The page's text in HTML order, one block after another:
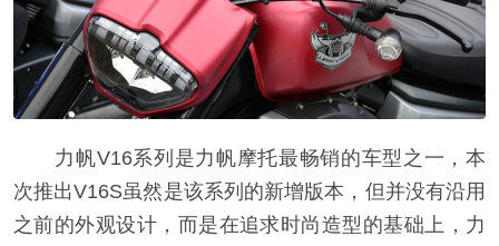
力帆V16系列是力帆摩托最畅销的车型之一，本
次推出V16S虽然是该系列的新增版本，但并没有沿用
之前的外观设计，而是在追求时尚造型的基础上，力